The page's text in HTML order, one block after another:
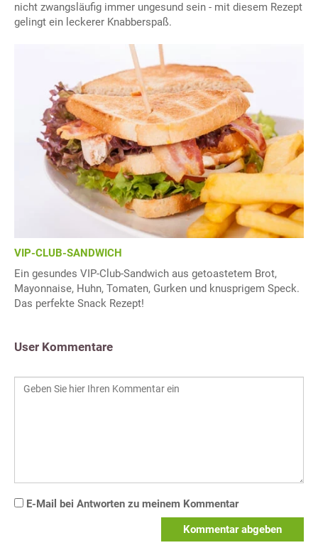
nicht zwangsläufig immer ungesund sein - mit diesem Rezept
gelingt ein leckerer Knabberspaß.
VIP-CLUB-SANDWICH
Ein gesundes VIP-Club-Sandwich aus getoastetem Brot,
Mayonnaise, Huhn, Tomaten, Gurken und knusprigem Speck.
Das perfekte Snack Rezept!
User Kommentare
E-Mail bei Antworten zu meinem Kommentar
Kommentar abgeben